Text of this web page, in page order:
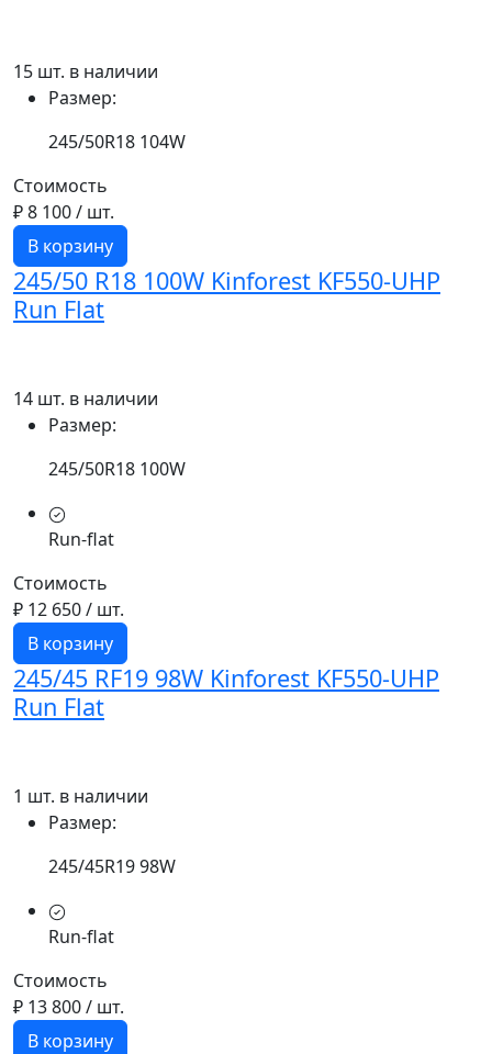
15 шт. в наличии
Размер:
245/50R18 104W
Стоимость
₽ 8 100/ шт.
В корзину
245/50 R18 100W Kinforest KF550-UHP
Run Flat
14 шт. в наличии
Размер:
245/50R18 100W
Run-flat
Стоимость
₽ 12 650/ шт.
В корзину
245/45 RF19 98W Kinforest KF550-UHP
Run Flat
1 шт. в наличии
Размер:
245/45R19 98W
Run-flat
Стоимость
₽ 13 800/ шт.
В корзину